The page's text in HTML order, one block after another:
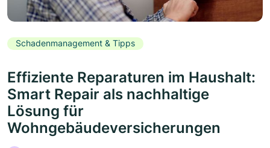
Schadenmanagement & Tipps
Effiziente Reparaturen im Haushalt:
Smart Repair als nachhaltige
Lösung für
Wohngebäudeversicherungen